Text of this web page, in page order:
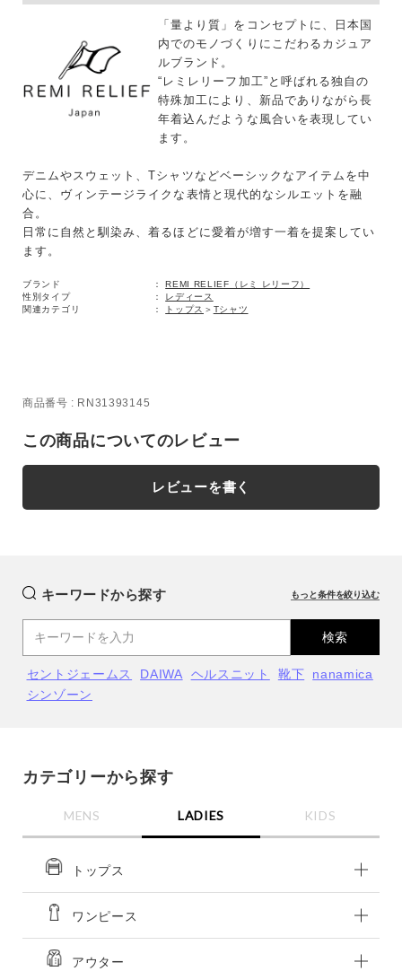
ブランド
OFF WHITE
残りわずか
カートに入れる
HEATHER GREY
close
close
OFF WHITE
残りわずか
HEATHER GREY
「量より質」をコンセプトに、日本国
内でのモノづくりにこだわるカジュア
ルブランド。
“レミレリーフ加工”と呼ばれる独自の
特殊加工により、新品でありながら長
年着込んだような風合いを表現してい
ます。
デニムやスウェット、Tシャツなどベーシックなアイテムを中
心に、ヴィンテージライクな表情と現代的なシルエットを融
合。
日常に自然と馴染み、着るほどに愛着が増す一着を提案してい
ます。
ブランド
REMI RELIEF（レミ レリーフ）
性別タイプ
レディース
関連カテゴリ
トップス ＞ Tシャツ
商品番号 RN31393145
この商品についてのレビュー
レビューを書く
キーワードから探す もっと条件を絞り込む
検索
セントジェームス DAIWA ヘルスニット 靴下
nanamica
シンゾーン
カテゴリーから探す
MENS LADIES KIDS
トップス
ワンピース
アウター